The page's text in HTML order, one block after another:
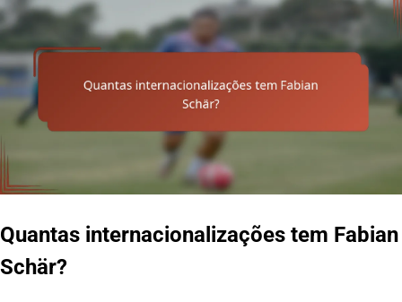
Quantas internacionalizações tem Fabian
Schär?